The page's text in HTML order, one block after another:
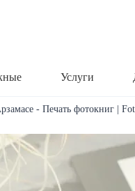
Услуги
- Печать фотокниг |